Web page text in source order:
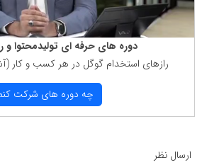
دوره های حرفه ای تولیدمحتوا و
رازهای استخدام گوگل در هر كسب و كار
چه دوره های شركت
ارسال نظر